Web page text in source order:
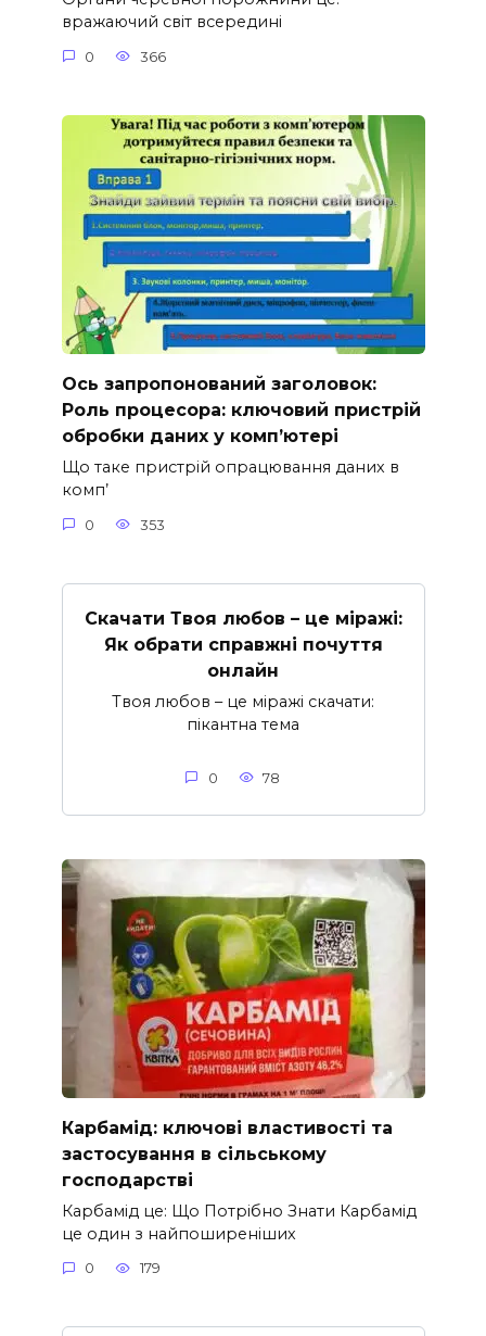
вражаючий світ всередині
0 366
Ось запропонований заголовок:
Роль процесора: ключовий пристрій
обробки даних у комп’ютері
Що таке пристрій опрацювання даних в
комп’
0 353
Скачати Твоя любов – це міражі:
Як обрати справжні почуття
онлайн
Твоя любов – це міражі скачати:
пікантна тема
0 78
Карбамід: ключові властивості та
застосування в сільському
господарстві
Карбамід це: Що Потрібно Знати Карбамід
це один з найпоширеніших
0 179